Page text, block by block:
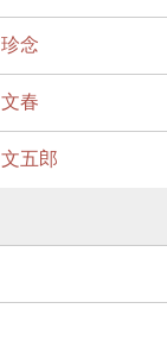
珍念
文春
文五郎